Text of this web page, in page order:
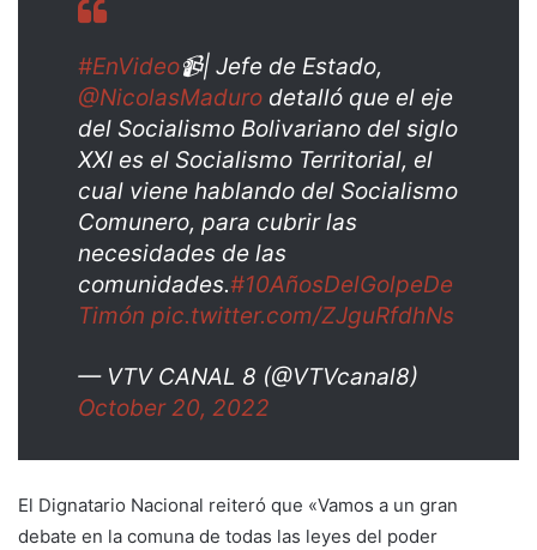
#EnVideo📹| Jefe de Estado,
@NicolasMaduro detalló que el eje
del Socialismo Bolivariano del siglo
XXI es el Socialismo Territorial, el
cual viene hablando del Socialismo
Comunero, para cubrir las
necesidades de las
comunidades.#10AñosDelGolpeDe
Timón pic.twitter.com/ZJguRfdhNs
— VTV CANAL 8 (@VTVcanal8)
October 20, 2022
El Dignatario Nacional reiteró que «Vamos a un gran
debate en la comuna de todas las leyes del poder